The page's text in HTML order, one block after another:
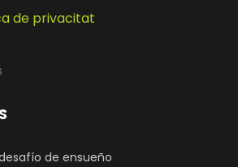
de privacitat
de ensueño